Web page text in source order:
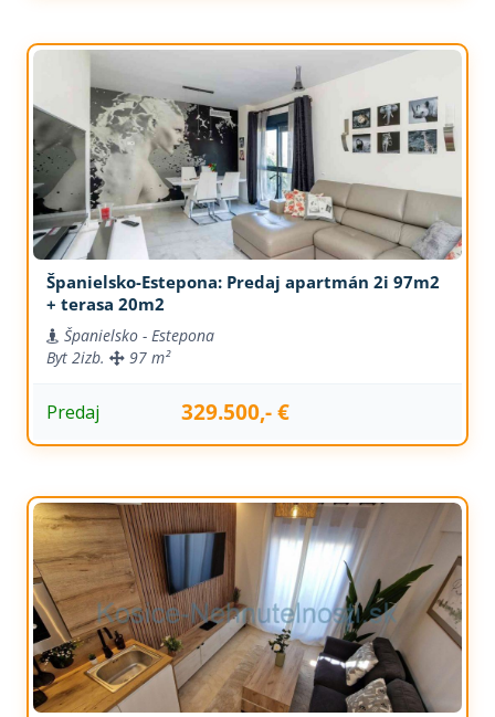
Španielsko-Estepona: Predaj apartmán 2i 97m2
+ terasa 20m2
Španielsko - Estepona
Byt 2izb. 97 m²
Predaj 329.500,- €